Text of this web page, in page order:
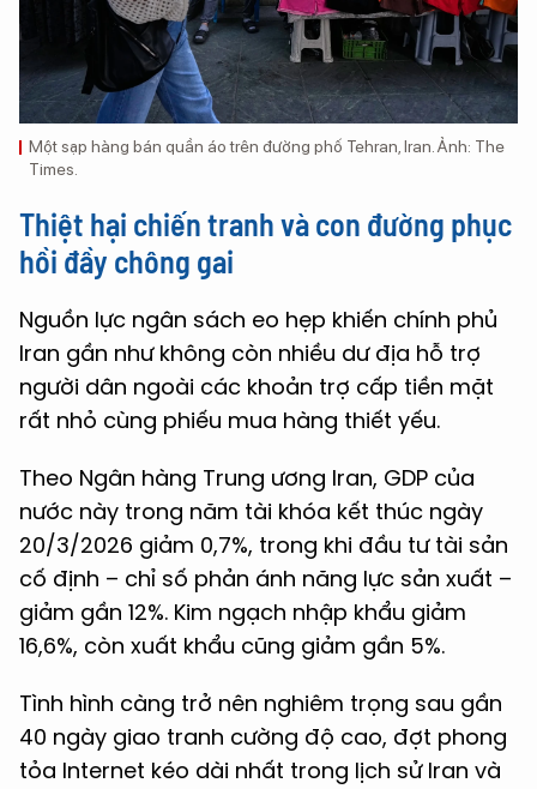
Một sạp hàng bán quần áo trên đường phố Tehran, Iran. Ảnh: The
Times.
Thiệt hại chiến tranh và con đường phục
hồi đầy chông gai
Nguồn lực ngân sách eo hẹp khiến chính phủ
Iran gần như không còn nhiều dư địa hỗ trợ
người dân ngoài các khoản trợ cấp tiền mặt
rất nhỏ cùng phiếu mua hàng thiết yếu.
Theo Ngân hàng Trung ương Iran, GDP của
nước này trong năm tài khóa kết thúc ngày
20/3/2026 giảm 0,7%, trong khi đầu tư tài sản
cố định – chỉ số phản ánh năng lực sản xuất –
giảm gần 12%. Kim ngạch nhập khẩu giảm
16,6%, còn xuất khẩu cũng giảm gần 5%.
Tình hình càng trở nên nghiêm trọng sau gần
40 ngày giao tranh cường độ cao, đợt phong
tỏa Internet kéo dài nhất trong lịch sử Iran và